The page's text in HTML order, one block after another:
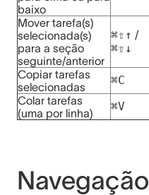
baixo
Mover tarefa(s)
selecionada(s)
para a seção
seguinte/anterior
⌘⇧↑ /
⌘⇧↓
Copiar tarefas
selecionadas
⌘C
Colar tarefas
(uma por linha)
⌘V
Navegação